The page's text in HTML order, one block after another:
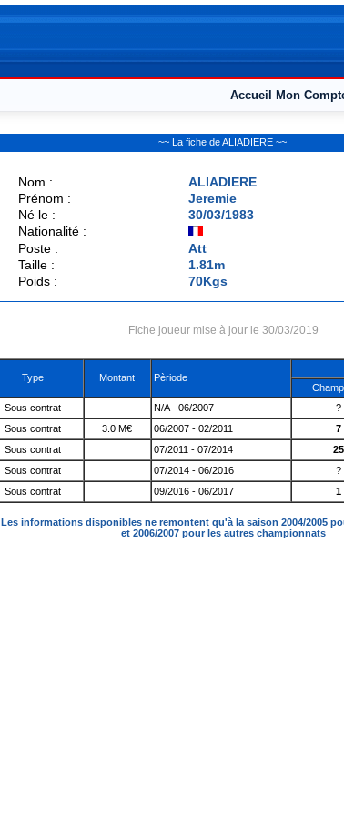
Accueil Mon
~~ La fiche de ALIADIERE ~~
Nom : ALIADIERE
Prénom :
Jeremie
Né le :
30/03/1983
Nationalité :
Poste :
Att
Taille :
1.81m
Poids :
70Kgs
Fiche joueur mise à jour le 30/03/2019
Type Montant Pèriode
Sous contrat N/A - 06/2007 ?
Sous contrat 3.0 M€ 06/2007 - 02/2011 7
Sous contrat 07/2011 - 07/2014 25
Sous contrat 07/2014 - 06/2016 ?
Sous contrat 09/2016 - 06/2017 1
Les informations disponibles ne remontent qu'à la saison 2004/2005
et 2006/2007 pour les autres championnats